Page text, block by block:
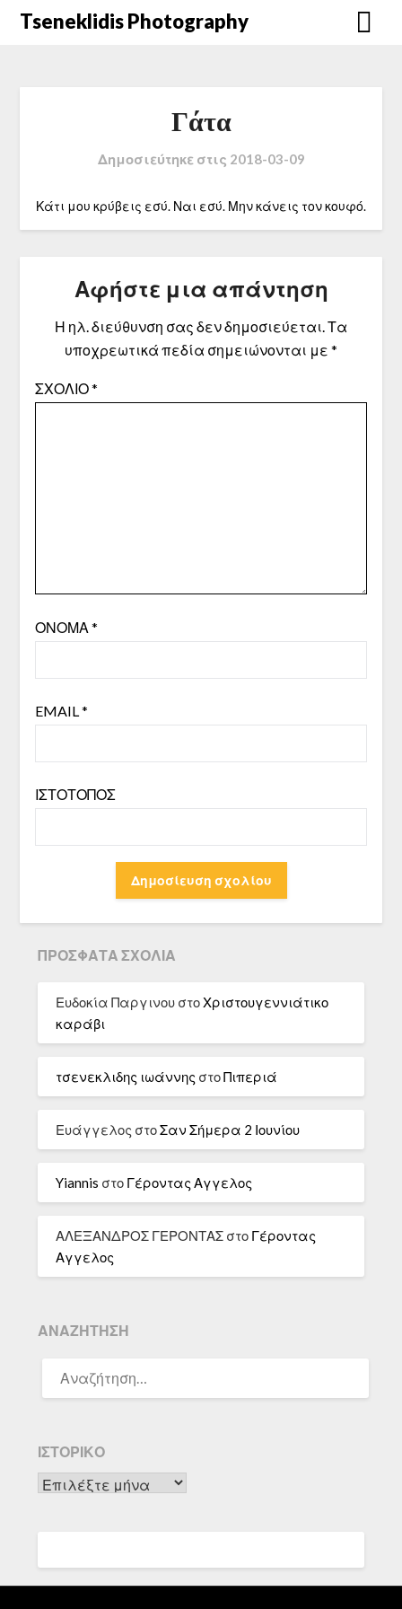
Μετάβαση
Tseneklidis Photography
Γάτα
Δημοσιεύτηκε στις 2018-03-09
Κάτι μου κρύβεις εσύ. Ναι εσύ. Μην κάνεις τον κουφό.
Αφήστε μια απάντηση
Η ηλ. διεύθυνση σας δεν δημοσιεύεται.Τα
υποχρεωτικά πεδία σημειώνονται με *
ΣΧΌΛΙΟ*
ΌΝΟΜΑ *
EMAIL*
ΙΣΤΌΤΟΠΟΣ
ΠΡΌΣΦΑΤΑ ΣΧΌΛΙΑ
Ευδοκία Παργινου στοΧριστουγεννιάτικο
καράβι
τσενεκλιδης ιωάννης στοΠιπεριά
Ευάγγελος στοΣαν Σήμερα 2 Ιουνίου
Yiannis στο Γέροντας Αγγελος
ΑΛΕΞΑΝΔΡΟΣ ΓΕΡΟΝΤΑΣ στο Γέροντας
Αγγελος
ΑΝΑΖΉΤΗΣΗ
ΓΙΑ:
ΙΣΤΟΡΙΚΌ
Ιστορικό